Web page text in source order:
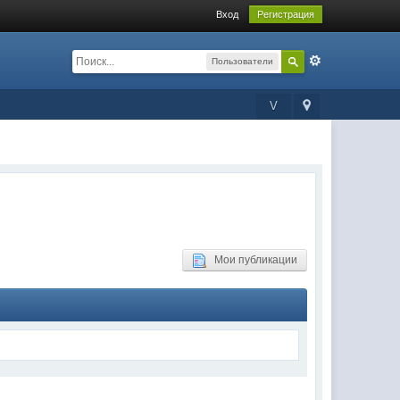
Вход Регистрация
Пользователи
V
Мои публикации